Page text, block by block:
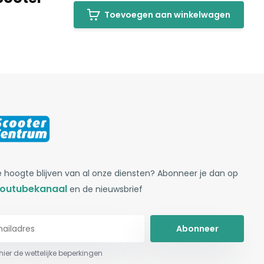
Toevoegen aan winkelwagen
hoogte blijven van al onze diensten? Abonneer je dan op
en de nieuwsbrief
Abonneer
de wettelijke beperkingen